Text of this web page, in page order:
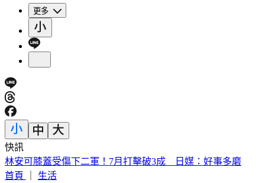
更多
快訊
SBS歌謠大戰／BABYMONSTER幹練舞台裝辣翻 熱情邀舞
一起跳